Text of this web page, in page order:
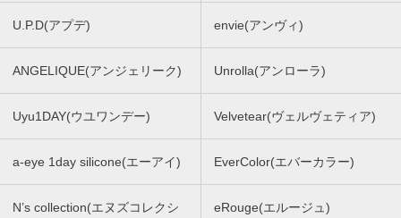
U.P.D(アプデ) envie(アンヴィ)
ANGELIQUE(アンジェリーク) Unrolla(アンローラ)
Uyu1DAY(ウユワンデー) Velvetear(ヴェルヴェティア)
a-eye 1day silicone(エーアイ) EverColor(エバーカラー)
N’s collection(エヌズコレクシ
eRouge(エルージュ)